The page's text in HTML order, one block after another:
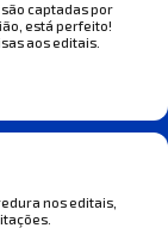
captadas por
está perfeito!
aos editais.
nos editais,